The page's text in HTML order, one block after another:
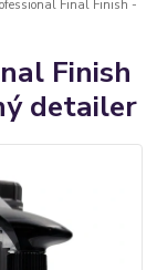
Final Finish -
Finish
detailer